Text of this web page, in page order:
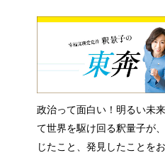
政治って面白い！明るい未
て世界を駆け回る釈量子が
じたこと、発見したことを